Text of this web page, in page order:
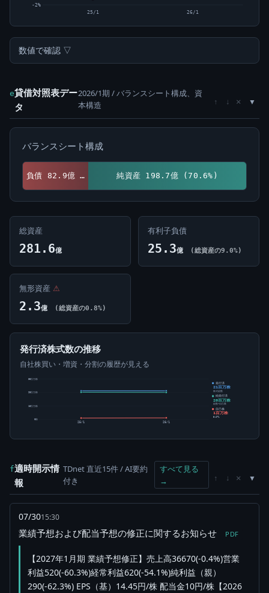
-2%
25/1 26/1
数値で確認 ▽
e貸借対照表デー
タ
2026/1期 / バランスシート構成、資
本構造
↑ ↓ ×
バランスシート構成
負債 82.9億 (29.4%) 純資産 198.7億 (70.6%)
総資産
281.6億
有利子負債
25.3億 (総資産の9.0%)
無形資産 ⚠
2.3億 (総資産の0.8%)
発行済株式数の推移
自社株買い・増資・分割の履歴が見える
0株
10百万株
20百万株
30百万株
25/1 26/1
発行済
21百万株
株式総数
純発行済
20百万株
総数-自己株
自己株
1百万株
5.67%
f適時開示情
報
TDnet 直近15件 / AI要約
付き
すべて見る
→
↑ ↓ ×
07/3015:30
業績予想および配当予想の修正に関するお知らせ PDF
【2027年1月期 業績予想修正】売上高36670(-0.4%)営業
利益520(-60.3%)経常利益620(-54.1%)純利益（親）
290(-62.3%) EPS（基）14.45円/株 配当金10円/株【2026